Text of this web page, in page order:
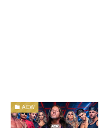
AEW